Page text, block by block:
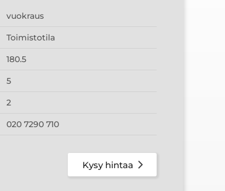
vuokraus
Toimistotila
180.5
5
2
020 7290 710
Kysy hintaa